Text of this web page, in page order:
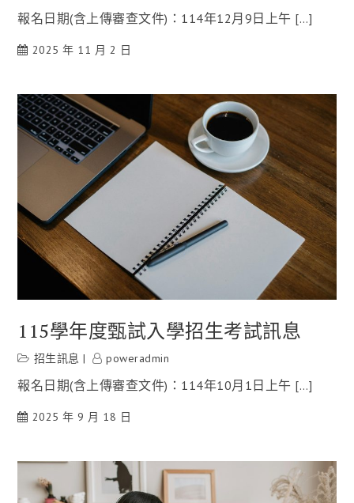
報名日期(含上傳審查文件)：114年12月9日上午 […]
2025 年 11 月 2 日
115學年度甄試入學招生考試訊息
招生訊息 poweradmin
報名日期(含上傳審查文件)：114年10月1日上午 […]
2025 年 9 月 18 日